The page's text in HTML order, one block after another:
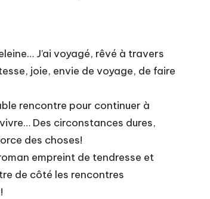
J’ai voyagé, rêvé à travers
joie, envie de voyage, de faire
rencontre pour continuer à
Des circonstances dures,
des choses!
empreint de tendresse et
de côté les rencontres